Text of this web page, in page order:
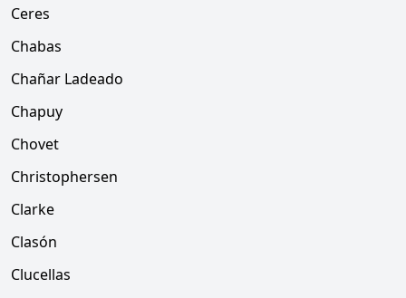
Ceres
Chabas
Chañar Ladeado
Chapuy
Chovet
Christophersen
Clarke
Clasón
Clucellas